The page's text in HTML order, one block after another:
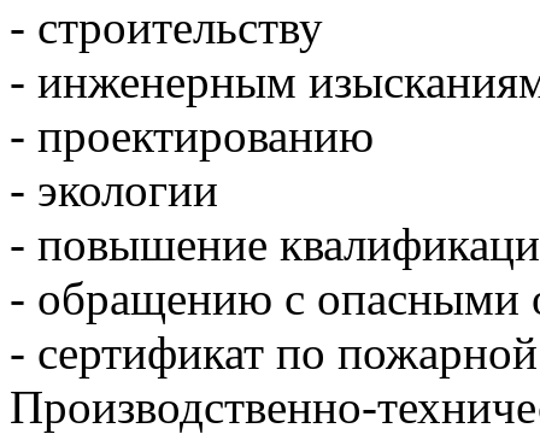
- строительству
- инженерным
- проектированию
- экологии
- повышение
- обращению с опасными
- сертификат по
Производственно-